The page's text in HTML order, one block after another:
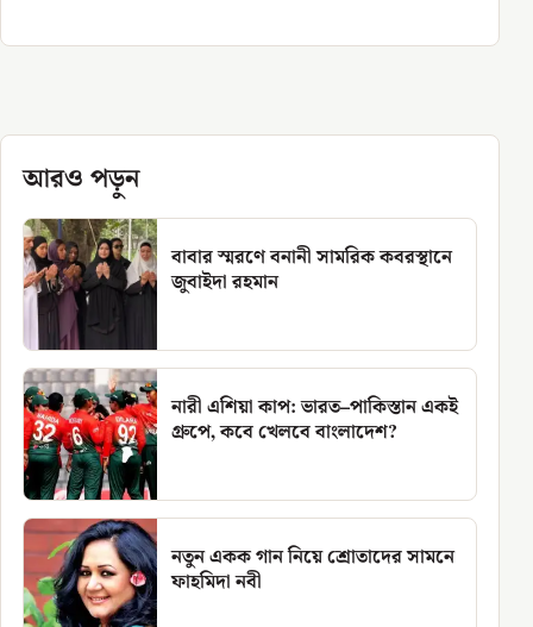
আরও পড়ুন
বাবার স্মরণে বনানী সামরিক কবরস্থানে
জুবাইদা রহমান
নারী এশিয়া কাপ: ভারত–পাকিস্তান একই
গ্রুপে, কবে খেলবে বাংলাদেশ?
নতুন একক গান নিয়ে শ্রোতাদের সামনে
ফাহমিদা নবী